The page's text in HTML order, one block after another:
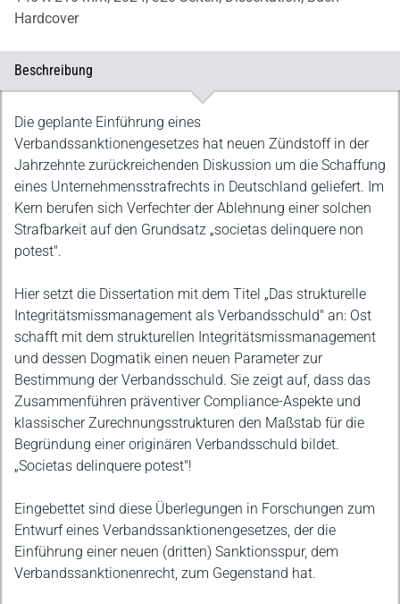
Hardcover
Beschreibung
Beschreibung
Die geplante Einführung eines
Verbandssanktionengesetzes hat neuen Zündstoff in der
Jahrzehnte zurückreichenden Diskussion um die Schaffung
eines Unternehmensstrafrechts in Deutschland geliefert. Im
Kern berufen sich Verfechter der Ablehnung einer solchen
Strafbarkeit auf den Grundsatz „societas delinquere non
potest".
Hier setzt die Dissertation mit dem Titel „Das strukturelle
Integritätsmissmanagement als Verbandsschuld" an: Ost
schafft mit dem strukturellen Integritätsmissmanagement
und dessen Dogmatik einen neuen Parameter zur
Bestimmung der Verbandsschuld. Sie zeigt auf, dass das
Zusammenführen präventiver Compliance-Aspekte und
klassischer Zurechnungsstrukturen den Maßstab für die
Begründung einer originären Verbandsschuld bildet.
„Societas delinquere potest"!
Eingebettet sind diese Überlegungen in Forschungen zum
Entwurf eines Verbandssanktionengesetzes, der die
Einführung einer neuen (dritten) Sanktionsspur, dem
Verbandssanktionenrecht, zum Gegenstand hat.